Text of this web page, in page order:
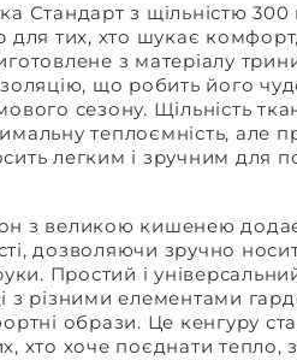
Стандарт з щільністю
для тих, хто шукає
з матеріалу
що робить його
сезону. Щільність
теплоємність, але
легким і зручним для
з великою кишенею
дозволяючи зручно
Простий і
з різними елементами
образи. Це кенгуру
хто хоче поєднати тепло,